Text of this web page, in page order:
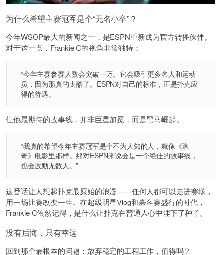
为什么希望主赛冠军是个“无名小卒”？
今年WSOP最大的新闻之一，是ESPN重新成为官方转播伙伴。
对于这一点，Frankie C的视角非常独特：
“今年主赛参赛人数会突破一万。它会吸引更多名人和运动
员，因为那真的太酷了。ESPN对自己的标准，正是扑克应
得的待遇。”
但他最期待的故事线，并非巨星加冕，而是黑马崛起。
“我真的希望今年主赛冠军是个不为人知的人，就像《洛
奇》电影里那样。那对ESPN来说会是一个绝佳的故事线，
也会激励无数人。”
这番话让人想起扑克最原始的浪漫——任何人都可以走进赛场，
用一场比赛改变一生。在超级明星Vlog和豪客赛盛行的时代，
Frankie C依然记得，是什么让扑克在普通人心中埋下了种子。
没有后悔，只有幸运
回到那个最根本的问题：放弃稳定的工程工作，值得吗？